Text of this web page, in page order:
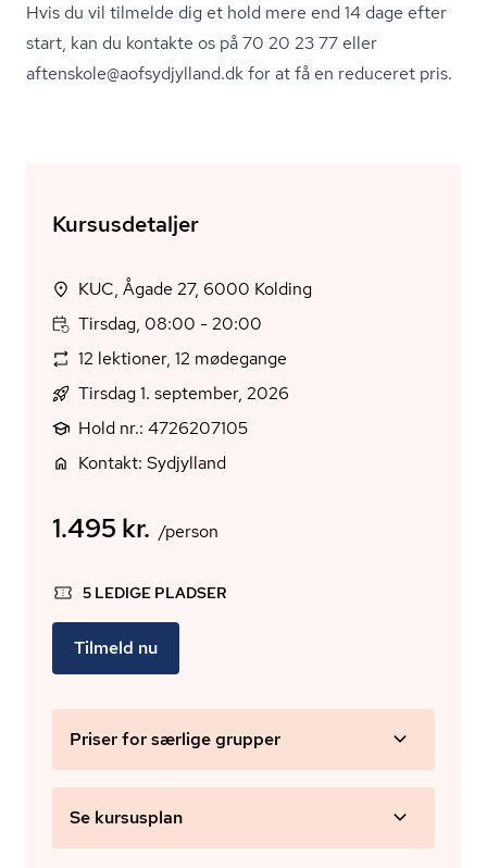
Hvis du vil tilmelde dig et hold mere end 14 dage efter
start, kan du kontakte os på 70 20 23 77 eller
aftenskole@aofsydjylland.dk for at få en reduceret pris.
Kursusdetaljer
KUC, Ågade 27, 6000 Kolding
Tirsdag, 08:00 - 20:00
12 lektioner, 12 mødegange
Tirsdag 1. september, 2026
Hold nr.: 4726207105
Kontakt: Sydjylland
1.495 kr. /person
5 LEDIGE PLADSER
Tilmeld nu
Priser for særlige grupper
Se kursusplan